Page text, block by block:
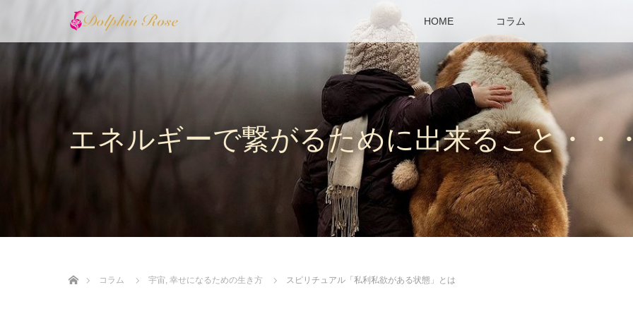
HOME コラム
エネルギーで繋がるために出来ること・・
コラム
宇宙, 幸せになるための生き方 スピリチュアル「私利私欲がある状態」とは